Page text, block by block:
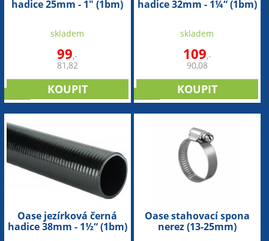
hadice 25mm - 1" (1bm)
skladem
99,-
81,82
hadice 32mm - 1¼“ (1bm)
skladem
109,-
90,08
Oase jezírková černá
hadice 38mm - 1½“ (1bm)
Oase stahovací spona
nerez (13-25mm)